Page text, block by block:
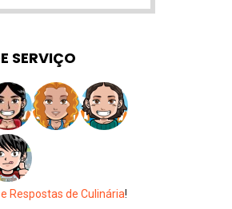
SERVIÇO
Respostas de Culinária!